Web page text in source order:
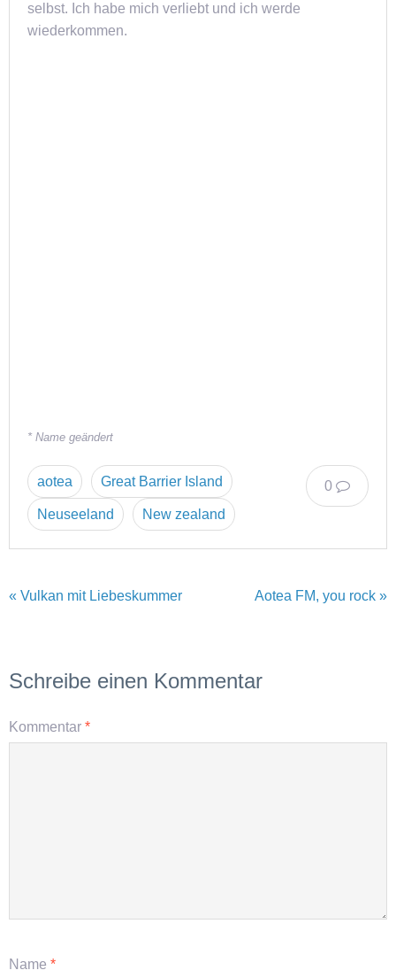
selbst. Ich habe mich verliebt und ich werde
wiederkommen.
* Name geändert
0
aotea Great Barrier Island
Neuseeland New zealand
« Vulkan mit Liebeskummer Aotea FM, you rock »
Schreibe einen Kommentar
Kommentar *
Name *